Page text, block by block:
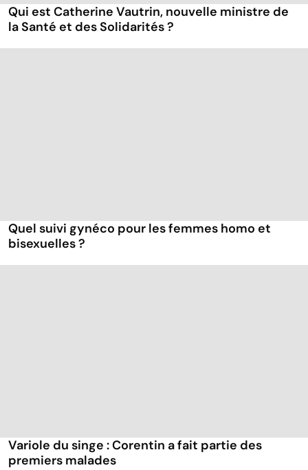
Qui est Catherine Vautrin, nouvelle ministre de
la Santé et des Solidarités ?
Quel suivi gynéco pour les femmes homo et
bisexuelles ?
Variole du singe : Corentin a fait partie des
premiers malades